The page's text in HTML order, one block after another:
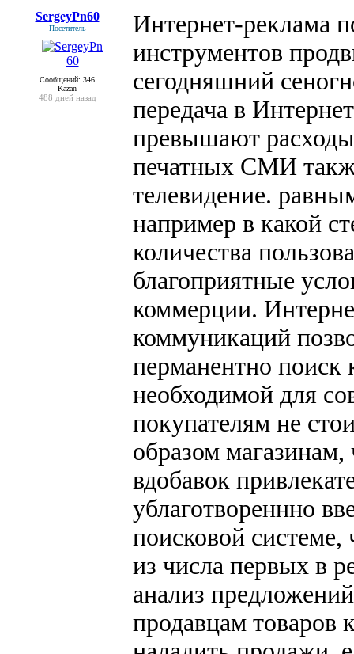
SergeyPn60
Посетитель
Сообщений: 346
Kazan
488 дней назад
Интернет-реклама
инструментов
сегодняшний
передача в
превышают
печатных СМИ
телевидение.
например в какой
количества
благоприятные
коммерции.
коммуникаций
перманентно поиск
необходимой для
покупателям не
образом
вдобавок
ублаготвореннно
поисковой системе,
из числа первых в
анализ
продавцам товаров